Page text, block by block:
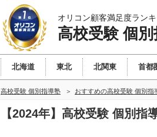
オリコン顧客満足度ラン
高校受験 個
北海道 東北 北関東 首都
高校受験 個別指導塾 おすすめの高校受験 個別
【2024年】高校受験 個別